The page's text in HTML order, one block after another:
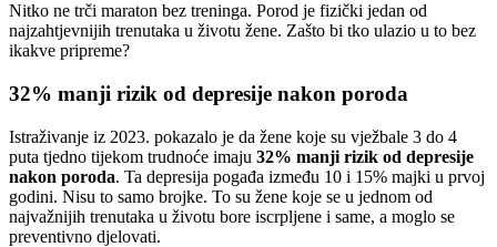
Nitko ne trči maraton bez treninga. Porod je fizički jedan od
najzahtjevnijih trenutaka u životu žene. Zašto bi tko ulazio u to bez
ikakve pripreme?
32% manji rizik od depresije nakon poroda
Istraživanje iz 2023. pokazalo je da žene koje su vježbale 3 do 4
puta tjedno tijekom trudnoće imaju 32% manji rizik od depresije
nakon poroda. Ta depresija pogađa između 10 i 15% majki u prvoj
godini. Nisu to samo brojke. To su žene koje se u jednom od
najvažnijih trenutaka u životu bore iscrpljene i same, a moglo se
preventivno djelovati.